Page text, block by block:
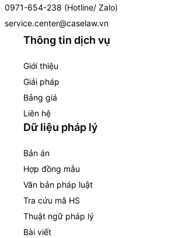
0971-654-238 (Hotline/ Zalo)
service.center@caselaw.vn
Thông tin dịch vụ
Giới thiệu
Giải pháp
Bảng giá
Liên hệ
Dữ liệu pháp lý
Bản án
Hợp đồng mẫu
Văn bản pháp luật
Tra cứu mã HS
Thuật ngữ pháp lý
Bài viết